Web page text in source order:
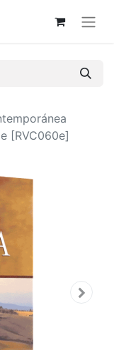
[RVC060e]